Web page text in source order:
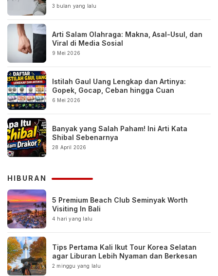
3 bulan yang lalu
Arti Salam Olahraga: Makna, Asal-Usul, dan
Viral di Media Sosial
9 Mei 2026
Istilah Gaul Uang Lengkap dan Artinya:
Gopek, Gocap, Ceban hingga Cuan
6 Mei 2026
Banyak yang Salah Paham! Ini Arti Kata
Shibal Sebenarnya
28 April 2026
HIBURAN
5 Premium Beach Club Seminyak Worth
Visiting In Bali
4 hari yang lalu
Tips Pertama Kali Ikut Tour Korea Selatan
agar Liburan Lebih Nyaman dan Berkesan
2 minggu yang lalu